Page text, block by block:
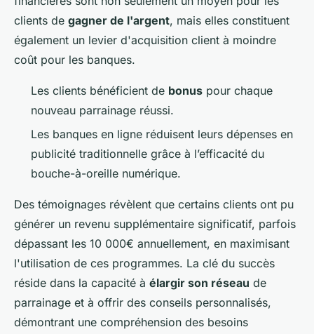
clients de gagner de l'argent, mais elles constituent
également un levier d'acquisition client à moindre
coût pour les banques.
Les clients bénéficient de bonus pour chaque
nouveau parrainage réussi.
Les banques en ligne réduisent leurs dépenses en
publicité traditionnelle grâce à l’efficacité du
bouche-à-oreille numérique.
Des témoignages révèlent que certains clients ont pu
générer un revenu supplémentaire significatif, parfois
dépassant les 10 000€ annuellement, en maximisant
l'utilisation de ces programmes. La clé du succès
réside dans la capacité à élargir son réseau de
parrainage et à offrir des conseils personnalisés,
démontrant une compréhension des besoins